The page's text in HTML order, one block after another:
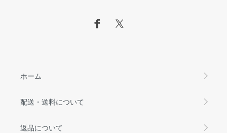
ホーム
配送・送料について
返品について